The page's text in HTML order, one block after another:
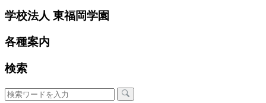
学校法人 東福岡学園
各種案内
検索